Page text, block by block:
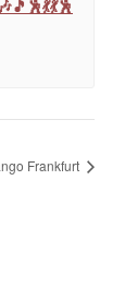
Frankfurt